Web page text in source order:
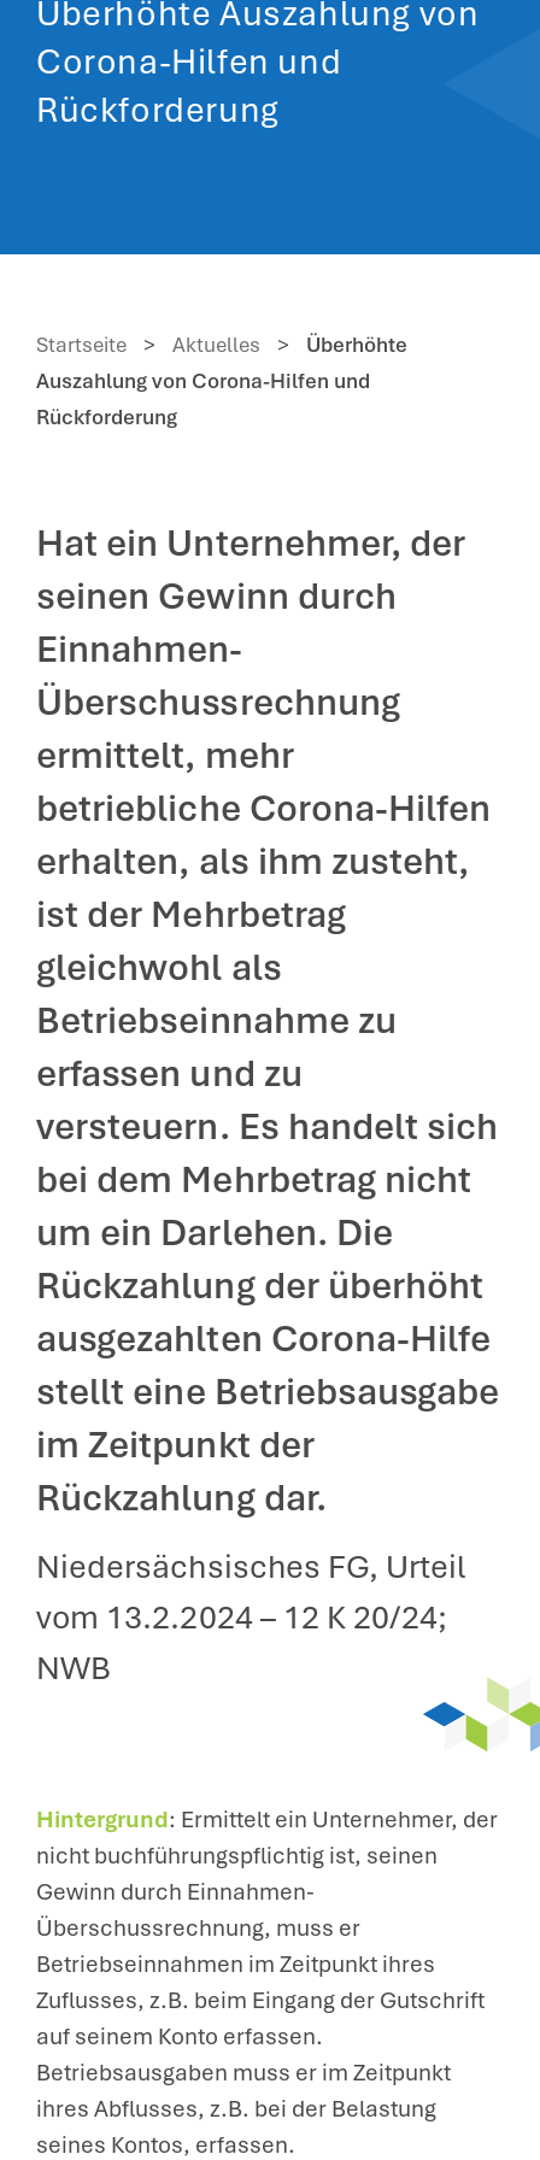
Überhöhte Auszahlung von
Corona-Hilfen und
Rückforderung
Startseite > Aktuelles >
Überhöhte
Auszahlung von Corona-Hilfen und
Rückforderung
Hat ein Unternehmer, der
seinen Gewinn durch
Einnahmen-
Überschussrechnung
ermittelt, mehr
betriebliche Corona-Hilfen
erhalten, als ihm zusteht,
ist der Mehrbetrag
gleichwohl als
Betriebseinnahme zu
erfassen und zu
versteuern. Es handelt sich
bei dem Mehrbetrag nicht
um ein Darlehen. Die
Rückzahlung der überhöht
ausgezahlten Corona-Hilfe
stellt eine Betriebsausgabe
im Zeitpunkt der
Rückzahlung dar.
Niedersächsisches FG, Urteil
vom 13.2.2024 – 12 K 20/24;
NWB
Hintergrund: Ermittelt ein Unternehmer, der
nicht buchführungspflichtig ist, seinen
Gewinn durch Einnahmen-
Überschussrechnung, muss er
Betriebseinnahmen im Zeitpunkt ihres
Zuflusses, z.B. beim Eingang der Gutschrift
auf seinem Konto erfassen.
Betriebsausgaben muss er im Zeitpunkt
ihres Abflusses, z.B. bei der Belastung
seines Kontos, erfassen.